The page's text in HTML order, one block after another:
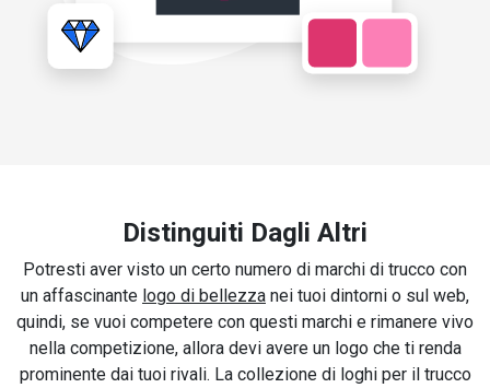
Distinguiti Dagli Altri
Potresti aver visto un certo numero di marchi di trucco con
un affascinante logo di bellezza nei tuoi dintorni o sul web,
quindi, se vuoi competere con questi marchi e rimanere vivo
nella competizione, allora devi avere un logo che ti renda
prominente dai tuoi rivali. La collezione di loghi per il trucco